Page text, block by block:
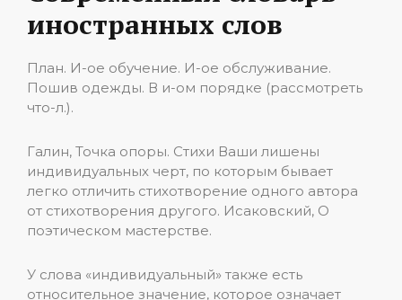
иностранных слов
План. И-ое обучение. И-ое обслуживание.
Пошив одежды. В и-ом порядке (рассмотреть
что-л.).
Галин, Точка опоры. Стихи Ваши лишены
индивидуальных черт, по которым бывает
легко отличить стихотворение одного автора
от стихотворения другого. Исаковский, О
поэтическом мастерстве.
У слова «индивидуальный» также есть
относительное значение, которое означает